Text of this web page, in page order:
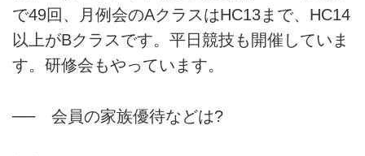
で49回、月例会のAクラスはHC13まで、HC14
以上がBクラスです。平日競技も開催していま
す。研修会もやっています。
── 会員の家族優待などは?